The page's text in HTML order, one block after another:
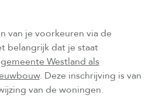
van je voorkeuren via de
belangrijk dat je staat
gemeente Westland als
. Deze inschrijving is van
van de woningen.